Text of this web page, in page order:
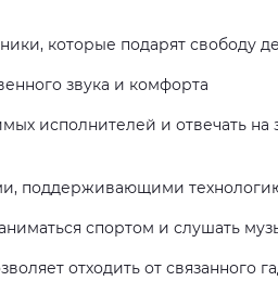
которые подарят свободу
звука и комфорта
исполнителей и отвечать
поддерживающими
спортом и слушать
отходить от